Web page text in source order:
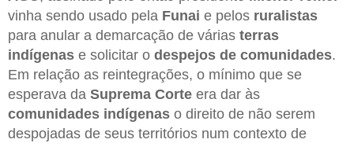
vinha sendo usado pela Funai e pelos ruralistas
para anular a demarcação de várias terras
indígenas e solicitar o despejos de comunidades.
Em relação as reintegrações, o mínimo que se
esperava da Suprema Corte era dar às
comunidades indígenas o direito de não serem
despojadas de seus territórios num contexto de